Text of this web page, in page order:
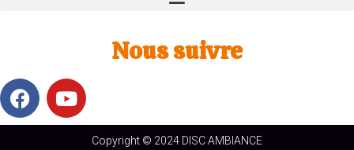
Nous suivre
Copyright © 2024 DISC AMBIANCE